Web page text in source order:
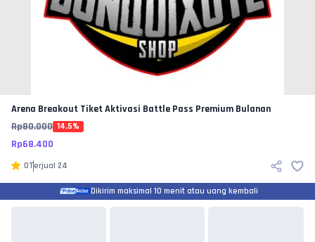
Arena Breakout Tiket Aktivasi Battle Pass Premium Bulanan
Rp80.000 14.5%
Rp68.400
0Terjual 24
Dikirim maksimal 10 menit atau uang kembali